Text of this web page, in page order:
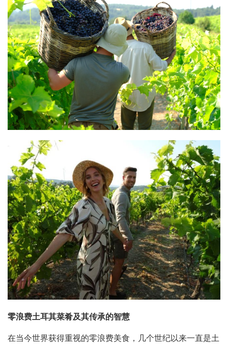
零浪费土耳其菜肴及其传承的智慧
在当今世界获得重视的零浪费美食，几个世纪以来一直是土